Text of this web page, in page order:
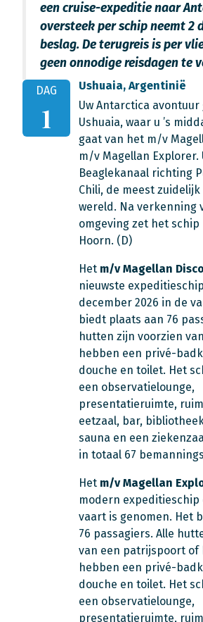
een cruise-expeditie naar
oversteek per schip neemt 2
beslag. De terugreis is per
geen onnodige reisdagen te
DAG
1
Ushuaia, Argentinië
Uw Antarctica
Ushuaia, waar u ’s
gaat van het m/v
m/v Magellan
Beaglekanaal richting
Chili, de meest
wereld. Na verkenning
omgeving zet het
Hoorn. (D)
Het m/v Magellan
nieuwste
december 2026 in de
biedt plaats aan 76
hutten zijn voorzien
hebben een privé-
douche en toilet. Het
een observatielounge,
presentatieruimte,
eetzaal, bar,
sauna en een
in totaal 67
Het m/v Magellan
modern expeditieschip
vaart is genomen. Het
76 passagiers. Alle
van een patrijspoort of
hebben een privé-
douche en toilet. Het
een observatielounge,
presentatieruimte,